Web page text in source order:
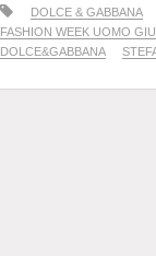
DOLCE & GABBANA
FASHION WEEK UOMO
DOLCE&GABBANA